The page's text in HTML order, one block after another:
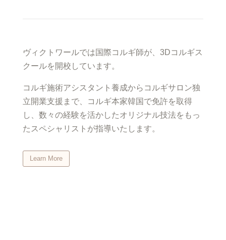
ヴィクトワールでは国際コルギ師が、3Dコルギス
クールを開校しています。
コルギ施術アシスタント養成からコルギサロン独
立開業支援まで、コルギ本家韓国で免許を取得
し、数々の経験を活かしたオリジナル技法をもっ
たスペシャリストが指導いたします。
Learn More